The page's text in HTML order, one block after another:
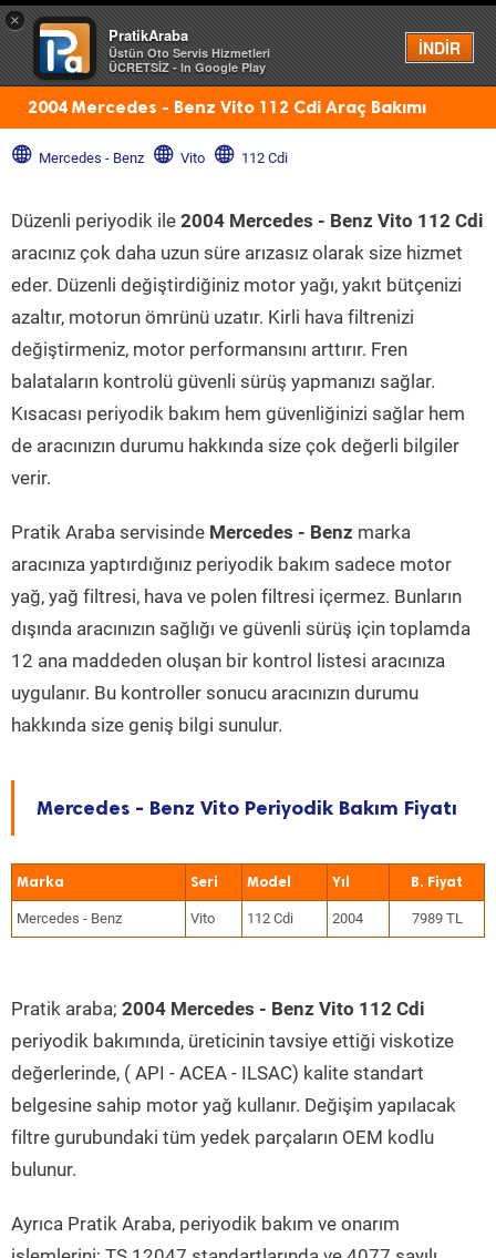
×
PratikAraba
Üstün Oto Servis Hizmetleri
ÜCRETSİZ - In Google Play
İNDİR
Menü
2004 Mercedes - Benz Vito 112 Cdi Araç Bakımı
Mercedes - Benz Vito 112 Cdi
Düzenli periyodik ile 2004 Mercedes - Benz Vito 112 Cdi
aracınız çok daha uzun süre arızasız olarak size hizmet
eder. Düzenli değiştirdiğiniz motor yağı, yakıt bütçenizi
azaltır, motorun ömrünü uzatır. Kirli hava filtrenizi
değiştirmeniz, motor performansını arttırır. Fren
balataların kontrolü güvenli sürüş yapmanızı sağlar.
Kısacası periyodik bakım hem güvenliğinizi sağlar hem
de aracınızın durumu hakkında size çok değerli bilgiler
verir.
Pratik Araba servisinde Mercedes - Benz marka
aracınıza yaptırdığınız periyodik bakım sadece motor
yağ, yağ filtresi, hava ve polen filtresi içermez. Bunların
dışında aracınızın sağlığı ve güvenli sürüş için toplamda
12 ana maddeden oluşan bir kontrol listesi aracınıza
uygulanır. Bu kontroller sonucu aracınızın durumu
hakkında size geniş bilgi sunulur.
Mercedes - Benz Vito Periyodik Bakım Fiyatı
Marka Seri Model Yıl
Mercedes - Benz Vito 112 Cdi 2004 7989 TL
Pratik araba; 2004 Mercedes - Benz Vito 112 Cdi
periyodik bakımında, üreticinin tavsiye ettiği viskotize
değerlerinde, ( API - ACEA - ILSAC) kalite standart
belgesine sahip motor yağ kullanır. Değişim yapılacak
filtre gurubundaki tüm yedek parçaların OEM kodlu
bulunur.
Ayrıca Pratik Araba, periyodik bakım ve onarım